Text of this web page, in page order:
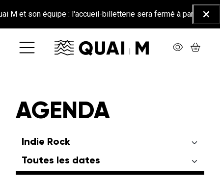
et son équipe : l'accueil-billetterie sera fermé à partir du 26
AGENDA